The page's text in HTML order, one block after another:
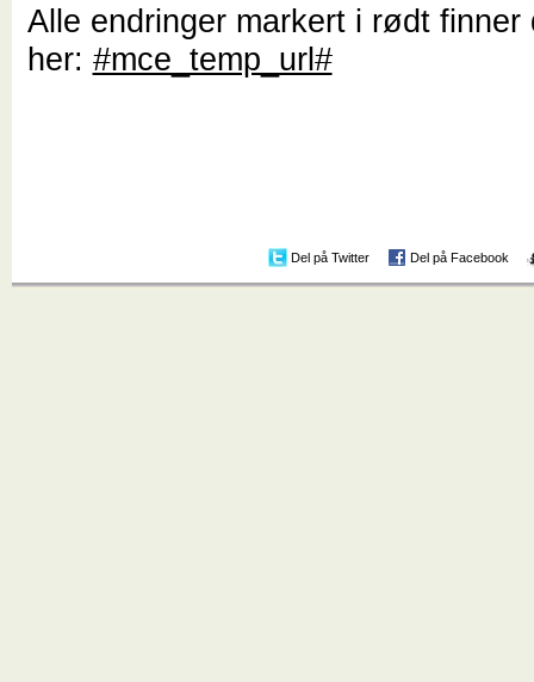
Alle endringer markert i rødt finner
her: #mce_temp_url#
Del på Twitter Del på Facebook